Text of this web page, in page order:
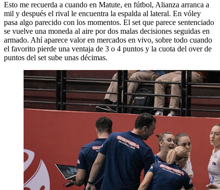
Esto me recuerda a cuando en Matute, en fútbol, Alianza arranca a
mil y después el rival le encuentra la espalda al lateral. En vóley
pasa algo parecido con los momentos. El set que parece sentenciado
se vuelve una moneda al aire por dos malas decisiones seguidas en
armado. Ahí aparece valor en mercados en vivo, sobre todo cuando
el favorito pierde una ventaja de 3 o 4 puntos y la cuota del over de
puntos del set sube unas décimas.